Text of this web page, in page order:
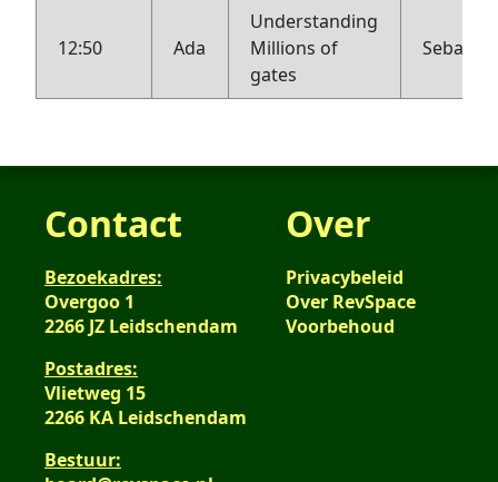
12:50 Ada
Understanding
Millions of
gates
Contact
Bezoekadres:
Overgoo 1
2266 JZ Leidschendam
Postadres:
Vlietweg 15
2266 KA Leidschendam
Bestuur:
Over
Privacybeleid
Over RevSpace
Voorbehoud